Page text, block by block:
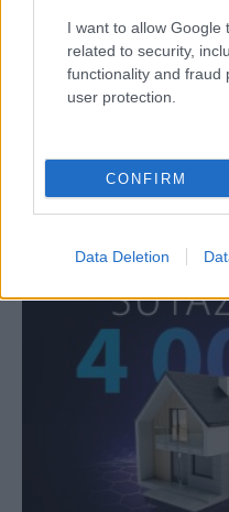
I want to allow Google
related to security,
functionality and fraud
user protection.
CONFIRM
Data Deletion
tepelnoizolačné materiály